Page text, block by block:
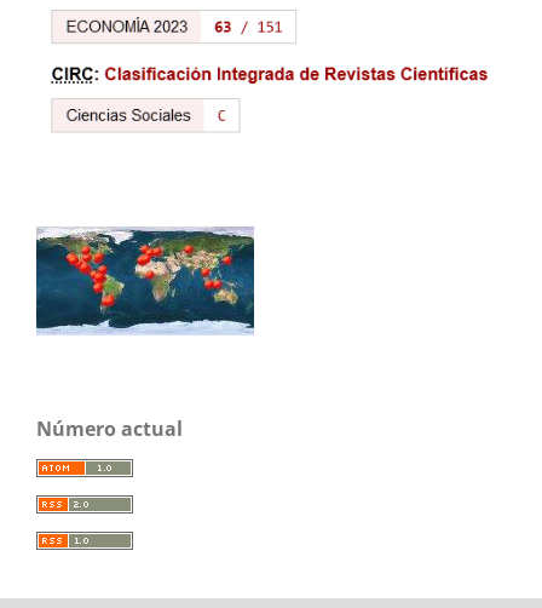
Número actual